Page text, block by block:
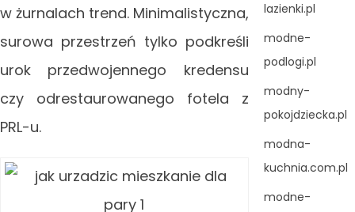
w żurnalach trend. Minimalistyczna,
surowa przestrzeń tylko podkreśli
urok przedwojennego kredensu
czy odrestaurowanego fotela z
PRL-u.
lazienki.pl
modne-
podlogi.pl
modny-
pokojdziecka.pl
modna-
kuchnia.com.pl
modne-